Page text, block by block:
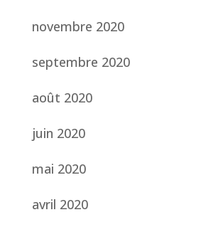
novembre 2020
septembre 2020
août 2020
juin 2020
mai 2020
avril 2020